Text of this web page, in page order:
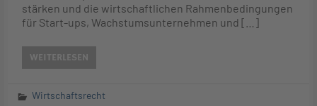
stärken und die wirtschaftlichen Rahmenbedingungen
für Start-ups, Wachstumsunternehmen und […]
WEITERLESEN
Wirtschaftsrecht